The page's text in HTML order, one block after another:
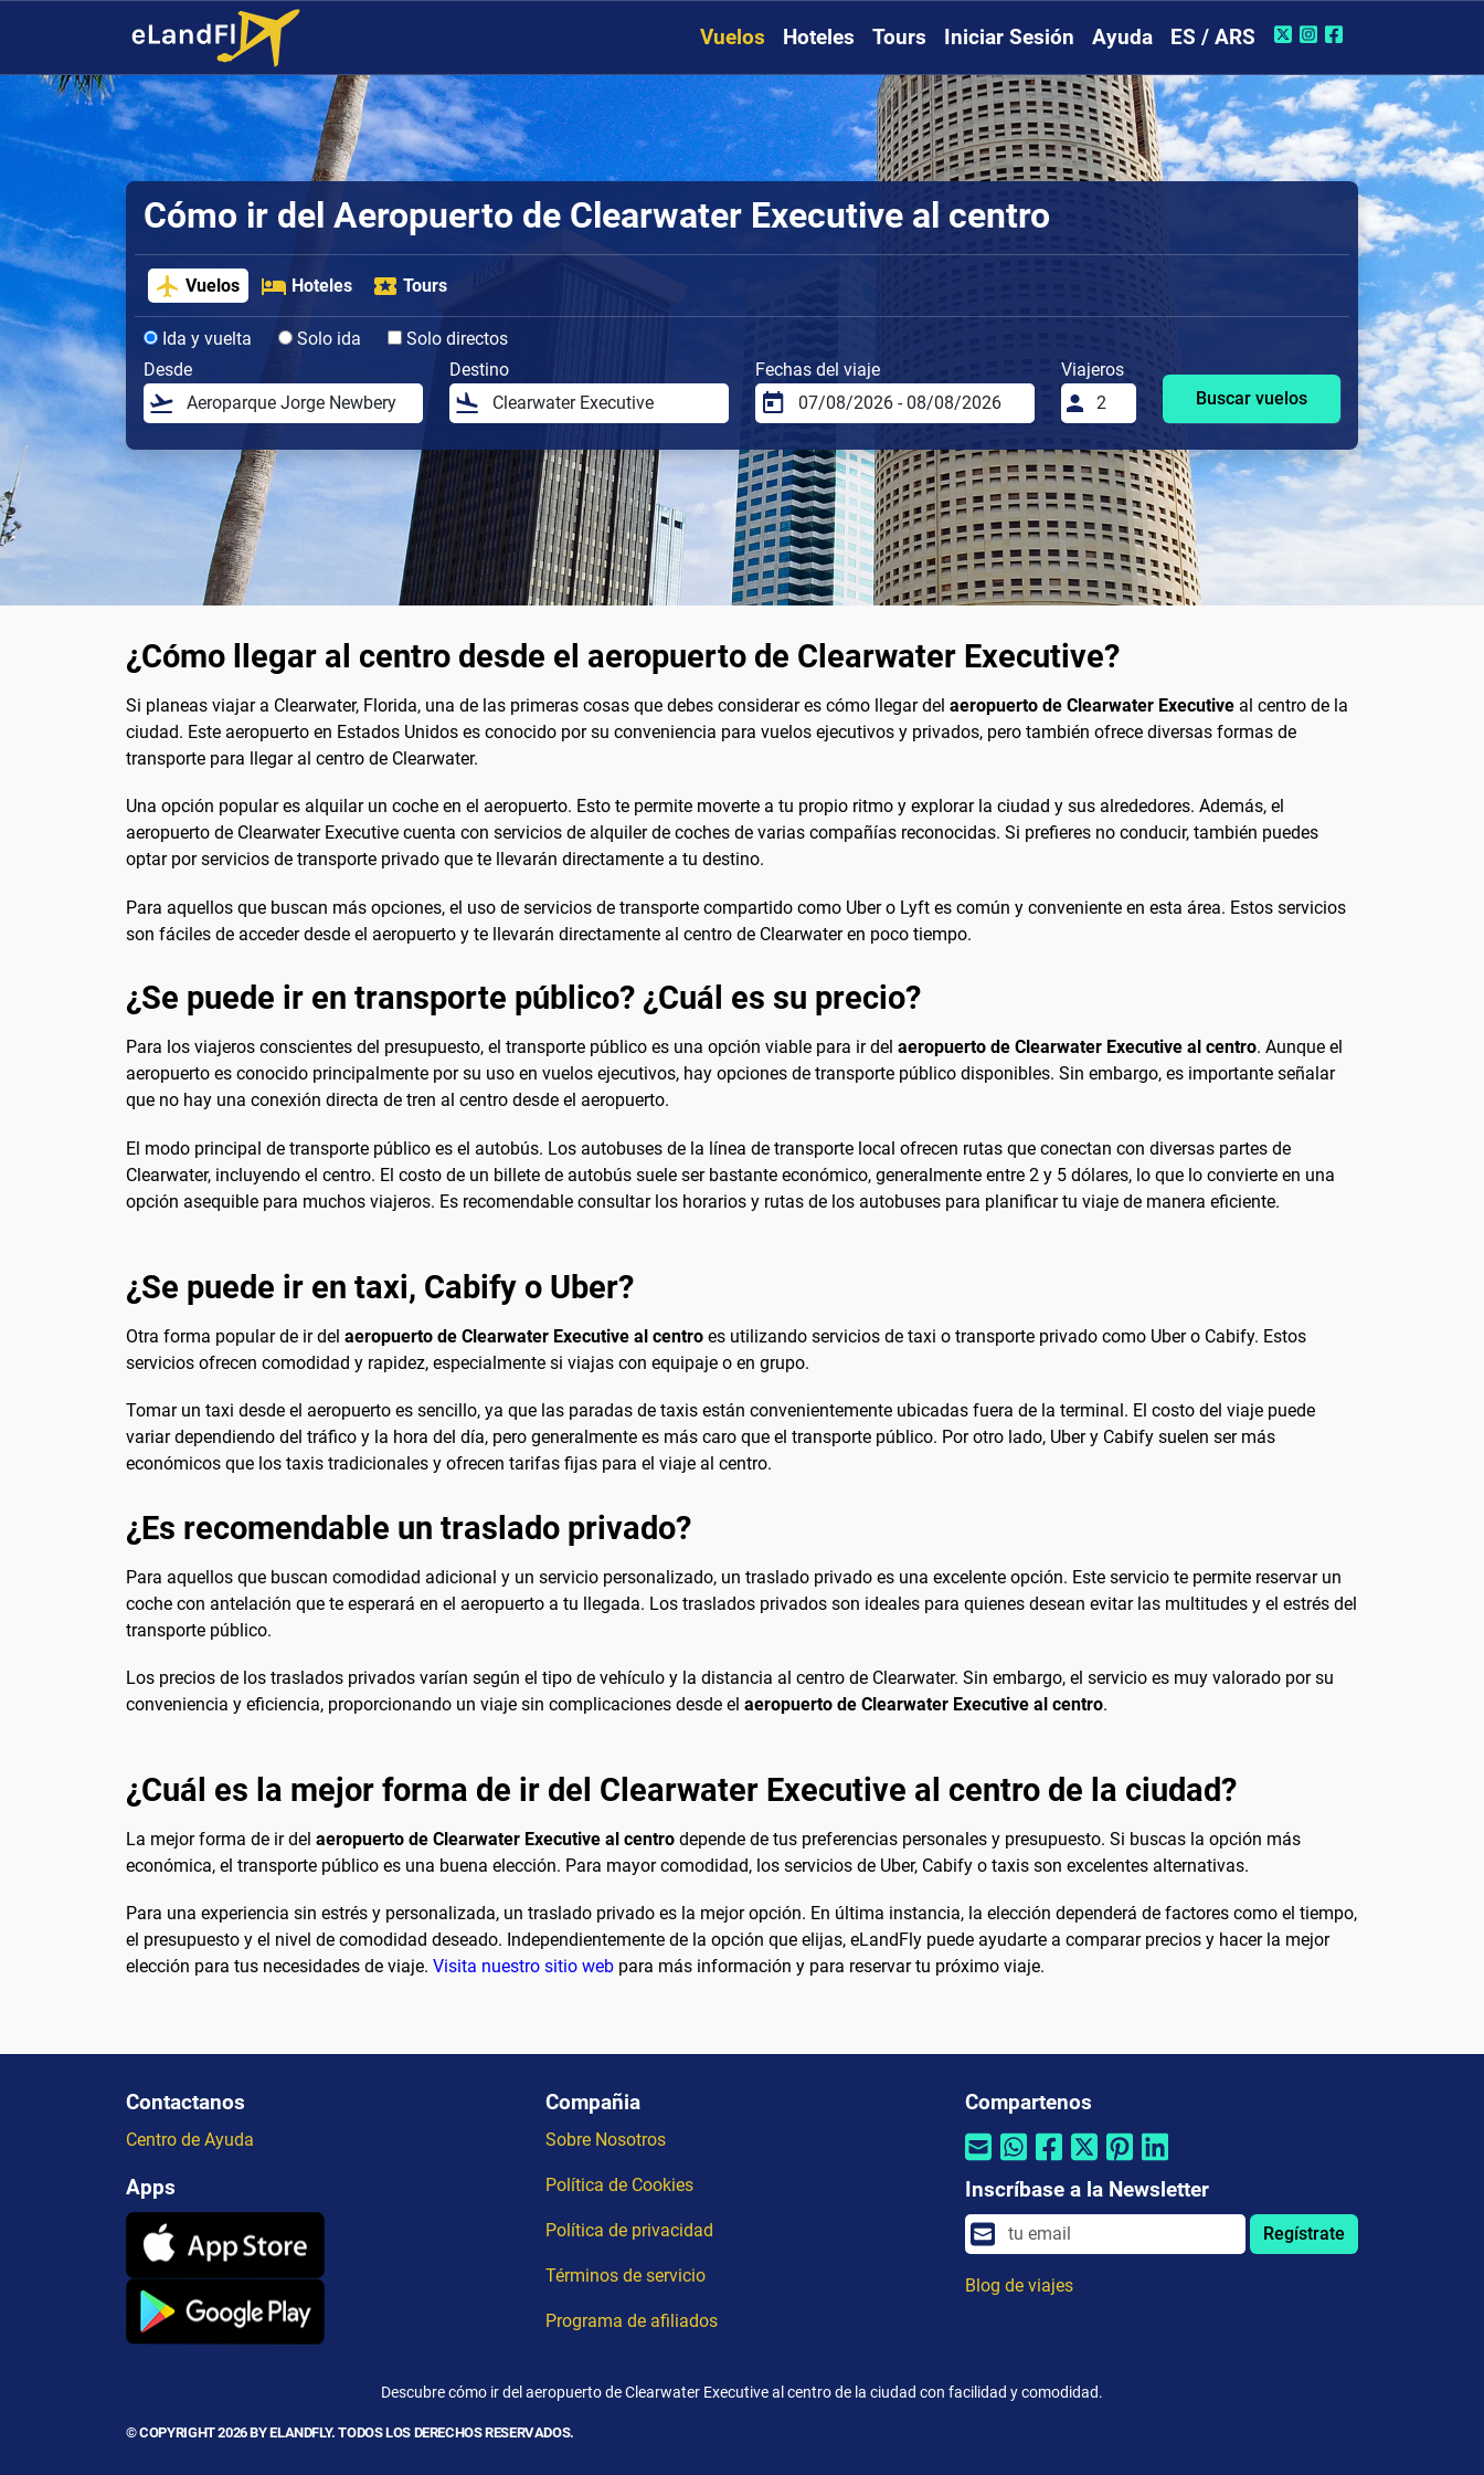
Vuelos Hoteles Tours Iniciar Sesión Ayuda ES / ARS
Cómo ir del Aeropuerto de Clearwater Executive al centro
Vuelos Hoteles Tours
Ida y vuelta Solo ida
Solo directos
Desde
Destino Fechas del viaje
Viajeros
Buscar vuelos
¿Cómo llegar al centro desde el aeropuerto de Clearwater Executive?
Si planeas viajar a Clearwater, Florida, una de las primeras cosas que debes considerar es cómo llegar del aeropuerto de Clearwater Executive al centro de la
ciudad. Este aeropuerto en Estados Unidos es conocido por su conveniencia para vuelos ejecutivos y privados, pero también ofrece diversas formas de
transporte para llegar al centro de Clearwater.
Una opción popular es alquilar un coche en el aeropuerto. Esto te permite moverte a tu propio ritmo y explorar la ciudad y sus alrededores. Además, el
aeropuerto de Clearwater Executive cuenta con servicios de alquiler de coches de varias compañías reconocidas. Si prefieres no conducir, también puedes
optar por servicios de transporte privado que te llevarán directamente a tu destino.
Para aquellos que buscan más opciones, el uso de servicios de transporte compartido como Uber o Lyft es común y conveniente en esta área. Estos servicios
son fáciles de acceder desde el aeropuerto y te llevarán directamente al centro de Clearwater en poco tiempo.
¿Se puede ir en transporte público? ¿Cuál es su precio?
Para los viajeros conscientes del presupuesto, el transporte público es una opción viable para ir del aeropuerto de Clearwater Executive al centro. Aunque el
aeropuerto es conocido principalmente por su uso en vuelos ejecutivos, hay opciones de transporte público disponibles. Sin embargo, es importante señalar
que no hay una conexión directa de tren al centro desde el aeropuerto.
El modo principal de transporte público es el autobús. Los autobuses de la línea de transporte local ofrecen rutas que conectan con diversas partes de
Clearwater, incluyendo el centro. El costo de un billete de autobús suele ser bastante económico, generalmente entre 2 y 5 dólares, lo que lo convierte en una
opción asequible para muchos viajeros. Es recomendable consultar los horarios y rutas de los autobuses para planificar tu viaje de manera eficiente.
¿Se puede ir en taxi, Cabify o Uber?
Otra forma popular de ir del aeropuerto de Clearwater Executive al centro es utilizando servicios de taxi o transporte privado como Uber o Cabify. Estos
servicios ofrecen comodidad y rapidez, especialmente si viajas con equipaje o en grupo.
Tomar un taxi desde el aeropuerto es sencillo, ya que las paradas de taxis están convenientemente ubicadas fuera de la terminal. El costo del viaje puede
variar dependiendo del tráfico y la hora del día, pero generalmente es más caro que el transporte público. Por otro lado, Uber y Cabify suelen ser más
económicos que los taxis tradicionales y ofrecen tarifas fijas para el viaje al centro.
¿Es recomendable un traslado privado?
Para aquellos que buscan comodidad adicional y un servicio personalizado, un traslado privado es una excelente opción. Este servicio te permite reservar un
coche con antelación que te esperará en el aeropuerto a tu llegada. Los traslados privados son ideales para quienes desean evitar las multitudes y el estrés del
transporte público.
Los precios de los traslados privados varían según el tipo de vehículo y la distancia al centro de Clearwater. Sin embargo, el servicio es muy valorado por su
conveniencia y eficiencia, proporcionando un viaje sin complicaciones desde el aeropuerto de Clearwater Executive al centro.
¿Cuál es la mejor forma de ir del Clearwater Executive al centro de la ciudad?
La mejor forma de ir del aeropuerto de Clearwater Executive al centro depende de tus preferencias personales y presupuesto. Si buscas la opción más
económica, el transporte público es una buena elección. Para mayor comodidad, los servicios de Uber, Cabify o taxis son excelentes alternativas.
Para una experiencia sin estrés y personalizada, un traslado privado es la mejor opción. En última instancia, la elección dependerá de factores como el tiempo,
el presupuesto y el nivel de comodidad deseado. Independientemente de la opción que elijas, eLandFly puede ayudarte a comparar precios y hacer la mejor
elección para tus necesidades de viaje. Visita nuestro sitio web para más información y para reservar tu próximo viaje.
Contactanos
Centro de Ayuda
Apps
Compañia
Sobre Nosotros
Política de Cookies
Política de privacidad
Términos de servicio
Programa de afiliados
Compartenos
Inscríbase a la Newsletter
Regístrate
Blog de viajes
Descubre cómo ir del aeropuerto de Clearwater Executive al centro de la ciudad con facilidad y comodidad.
© COPYRIGHT 2026 BY ELANDFLY. TODOS LOS DERECHOS RESERVADOS.